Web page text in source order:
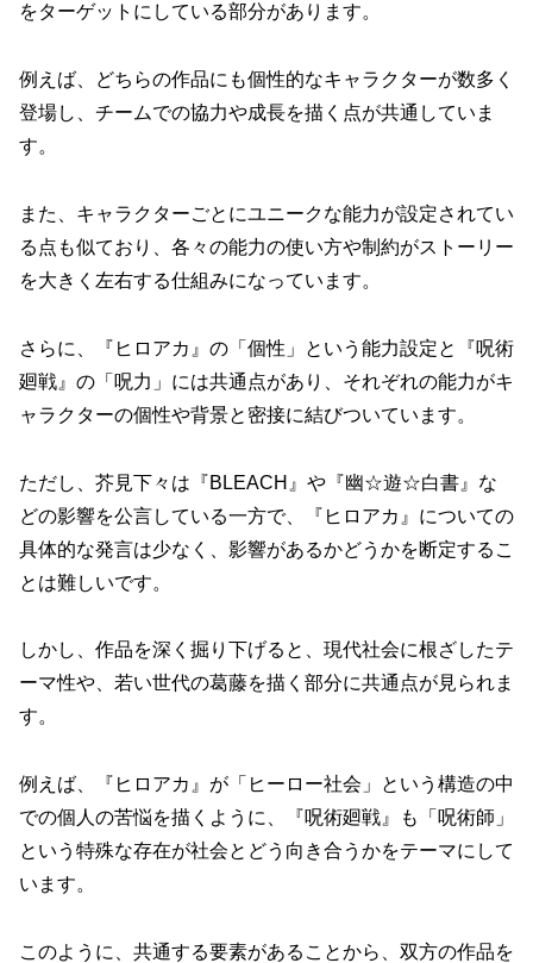
をターゲットにしている部分があります。
例えば、どちらの作品にも個性的なキャラクターが数多く
登場し、チームでの協力や成長を描く点が共通していま
す。
また、キャラクターごとにユニークな能力が設定されてい
る点も似ており、各々の能力の使い方や制約がストーリー
を大きく左右する仕組みになっています。
さらに、『ヒロアカ』の「個性」という能力設定と『呪術
廻戦』の「呪力」には共通点があり、それぞれの能力がキ
ャラクターの個性や背景と密接に結びついています。
ただし、芥見下々は『BLEACH』や『幽☆遊☆白書』な
どの影響を公言している一方で、『ヒロアカ』についての
具体的な発言は少なく、影響があるかどうかを断定するこ
とは難しいです。
しかし、作品を深く掘り下げると、現代社会に根ざしたテ
ーマ性や、若い世代の葛藤を描く部分に共通点が見られま
す。
例えば、『ヒロアカ』が「ヒーロー社会」という構造の中
での個人の苦悩を描くように、『呪術廻戦』も「呪術師」
という特殊な存在が社会とどう向き合うかをテーマにして
います。
このように、共通する要素があることから、双方の作品を